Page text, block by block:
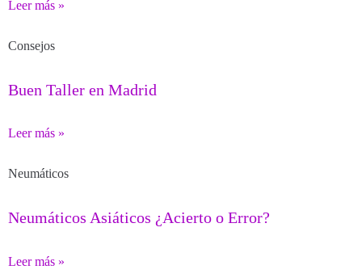
Leer más »
Consejos
Buen Taller en Madrid
Leer más »
Neumáticos
Neumáticos Asiáticos ¿Acierto o Error?
Leer más »